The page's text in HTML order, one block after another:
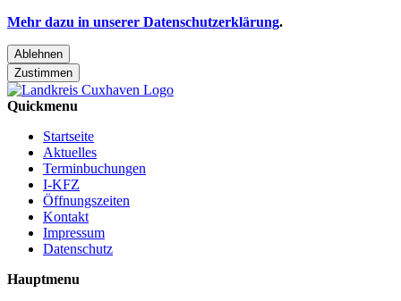
Mehr dazu in unserer Datenschutzerklärung.
Ablehnen
Zustimmen
Quickmenu
Startseite
Aktuelles
Terminbuchungen
I-KFZ
Öffnungszeiten
Kontakt
Impressum
Datenschutz
Hauptmenu